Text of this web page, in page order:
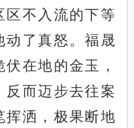
区不入流的下等
动了真怒。福晟
在地的金玉，
反而迈步去往案
挥洒，极果断地